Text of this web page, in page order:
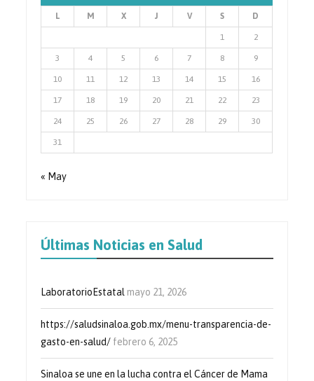
L M X J V S D
1 2
3 4 5 6 7 8 9
10 11 12 13 14 15 16
17 18 19 20 21 22 23
24 25 26 27 28 29 30
31
« May
Últimas Noticias en Salud
LaboratorioEstatal mayo 21, 2026
https://saludsinaloa.gob.mx/menu-transparencia-de-
gasto-en-salud/ febrero 6, 2025
Sinaloa se une en la lucha contra el Cáncer de Mama